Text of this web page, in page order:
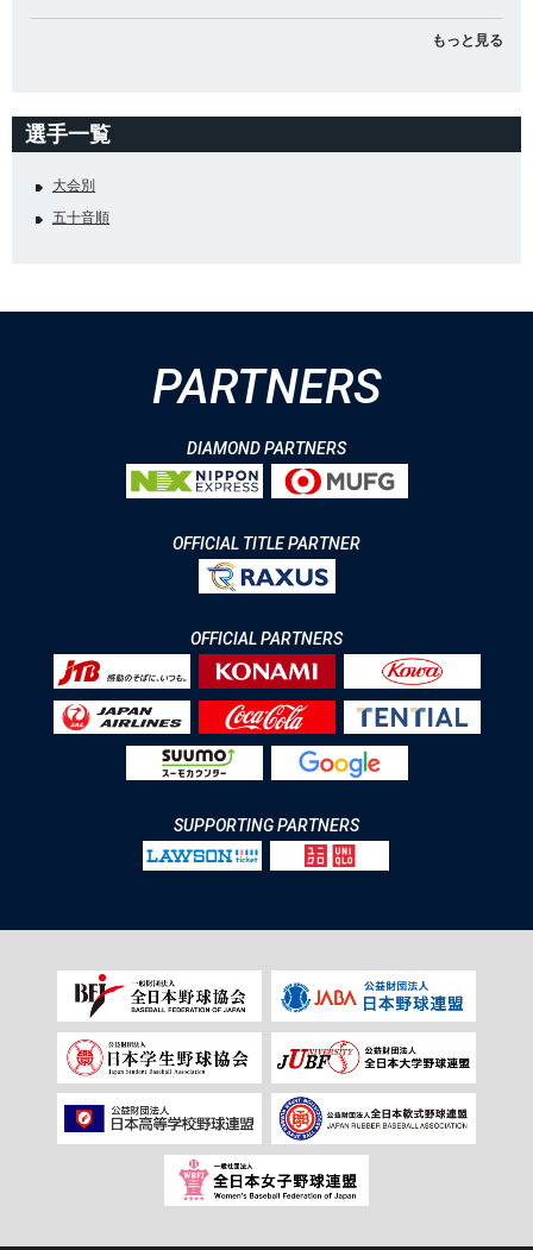
もっと見る
選手一覧
大会別
五十音順
PARTNERS
DIAMOND PARTNERS
OFFICIAL TITLE PARTNER
OFFICIAL PARTNERS
SUPPORTING PARTNERS